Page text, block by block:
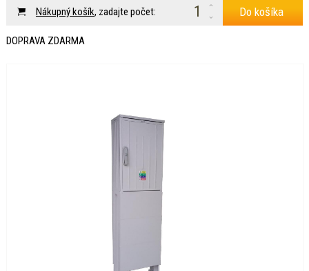
Nákupný košík, zadajte počet: Do košíka
DOPRAVA ZDARMA